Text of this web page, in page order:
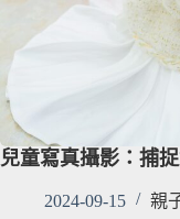
兒童寫真攝影：捕
2024-09-15 親